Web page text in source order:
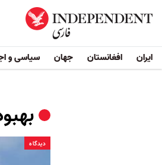
ایران افغانستان جهان سیاسی و
دیدگاه